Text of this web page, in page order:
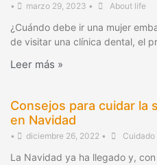
• marzo 29, 2023 • About life
¿Cuándo debe ir una mujer
de visitar una clínica dental, el
Leer más »
Consejos para cuidar la
en Navidad
• diciembre 26, 2022 •
La Navidad ya ha llegado y,